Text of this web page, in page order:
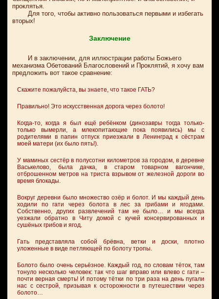
проклятья.
Для того, чтобы активно пользоваться первыми и избегать
вторых!
Заключение
И в заключении, для иллюстрации работы Божьего
механизма Обетований Благословений и Проклятий, я хочу вам
предложить вот такое сравнение:
Скажите пожалуйста, вы знаете, что такое ГАТЬ?
Правильно! Это искусственная дорога через болото!
Когда-то, когда я был ещё ребёнком (динозавры тогда только-
только вымерли, а млекопитающие пока появились) мы с
родителями в папин отпуск приезжали в Ленинград к сёстрам
моей матери (их было пять!).
У маминых сестёр в полусотни километров за городом, в деревне
Васькелово, была дачка, в старом товарном вагончике,
отброшенном метров на триста взрывом от железной дороги во
время блокады.
Вокруг деревни было множество озёр и болот. И мы каждый день
ходили по гати через болота в лес за грибами и ягодами.
Собственно, других развлечений там не было… и мы всегда
уезжали обратно в Читу домой с кучей консервированных и
сушёных грибов и ягод.
Гать представляла собой брёвна, ветки и доски, плотно
уложенные в виде петляющей по болоту тропы.
Болото было очень серьёзное. Каждый год, по словам тёток, там
тонуло несколько человек: так что шаг вправо или влево с гати –
почти верная смерть! И потому тётки по три раза на день пугали
нас с сестрой, призывая к осторожности в путешествии через
болото…